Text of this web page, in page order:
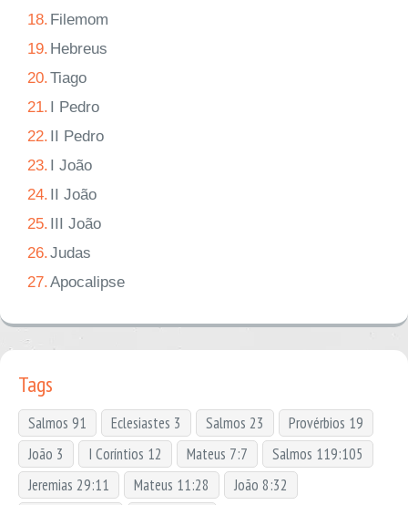
18. Filemom
19. Hebreus
20.Tiago
21. I Pedro
22. II Pedro
23. I João
24. II João
25. III João
26.Judas
27.Apocalipse
Tags
Salmos 91 Eclesiastes 3 Salmos 23
Provérbios 19
João 3
I Coríntios 12 Mateus 7:7
Salmos 119:105
Jeremias 29:11
Mateus 11:28
João 8:32